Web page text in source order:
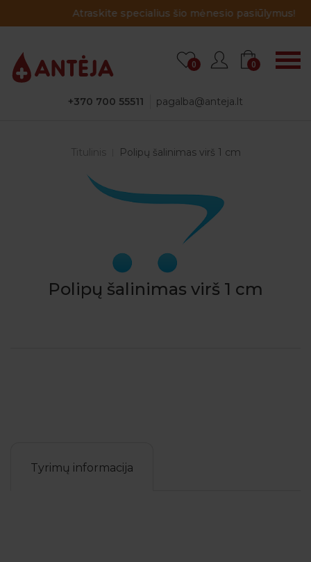
Atraskite specialius šio mėnesio pasiūlymus!
+370 700 55511 pagalba@anteja.lt
0 0
Titulinis Polipų šalinimas virš 1 cm
Polipų šalinimas virš 1 cm
Tyrimų informacija